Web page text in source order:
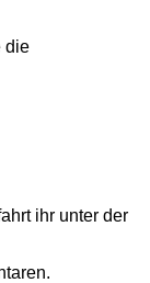
die
ihr unter der